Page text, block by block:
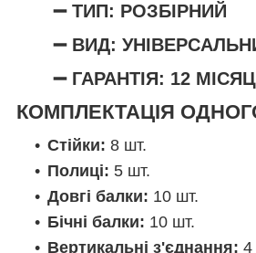
➖ ТИП: РОЗБІРНИЙ
➖ ВИД:
➖ ГАРАНТІЯ: 12
КОМПЛЕКТАЦІЯ
Стійки: 8 шт.
Полиці: 5 шт.
Довгі балки: 10 шт.
Бічні балки: 10 шт.
Вертикальні з'єднання: 4